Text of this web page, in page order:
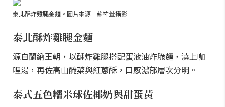
泰北酥炸雞腿金麵。圖片來源｜蘇祐萱攝影
泰北酥炸雞腿金麵
源自蘭納王朝，以酥炸雞腿搭配蛋液油炸脆麵，澆上咖
哩湯，再佐高山醃菜與紅蔥酥，口感濃郁層次分明。
泰式五色糯米球佐椰奶與甜蛋黃